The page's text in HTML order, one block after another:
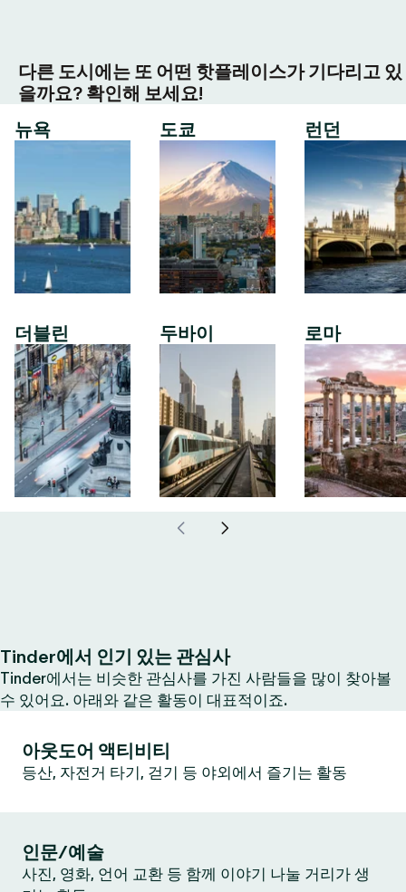
다른 도시에는 또 어떤 핫플레이스가 기다리고 있
을까요? 확인해 보세요!
뉴욕
더블린
도쿄
두바이
런던
로마
Tinder에서 인기 있는 관심사
Tinder에서는 비슷한 관심사를 가진 사람들을 많이 찾아볼
수 있어요. 아래와 같은 활동이 대표적이죠.
아웃도어 액티비티
등산, 자전거 타기, 걷기 등 야외에서 즐기는 활동
인문/예술
사진, 영화, 언어 교환 등 함께 이야기 나눌 거리가 생